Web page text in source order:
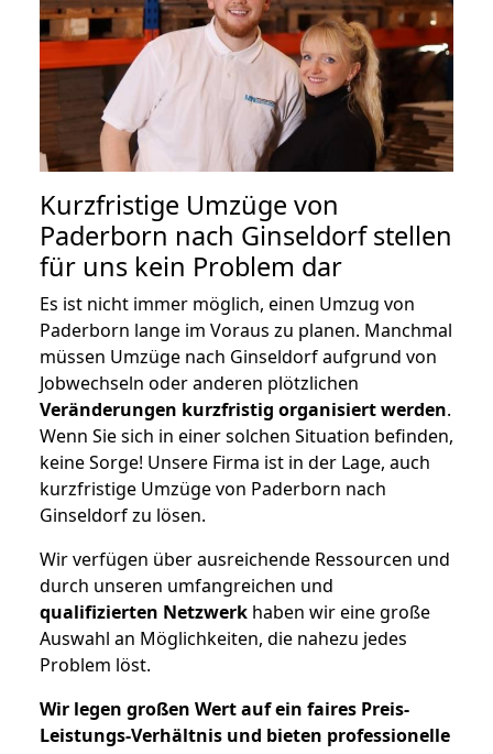
Kurzfristige Umzüge von
Paderborn nach Ginseldorf stellen
für uns kein Problem dar
Es ist nicht immer möglich, einen Umzug von
Paderborn lange im Voraus zu planen. Manchmal
müssen Umzüge nach Ginseldorf aufgrund von
Jobwechseln oder anderen plötzlichen
Veränderungen kurzfristig organisiert werden.
Wenn Sie sich in einer solchen Situation befinden,
keine Sorge! Unsere Firma ist in der Lage, auch
kurzfristige Umzüge von Paderborn nach
Ginseldorf zu lösen.
Wir verfügen über ausreichende Ressourcen und
durch unseren umfangreichen und
qualifizierten Netzwerk haben wir eine große
Auswahl an Möglichkeiten, die nahezu jedes
Problem löst.
Wir legen großen Wert auf ein faires Preis-
Leistungs-Verhältnis und bieten professionelle